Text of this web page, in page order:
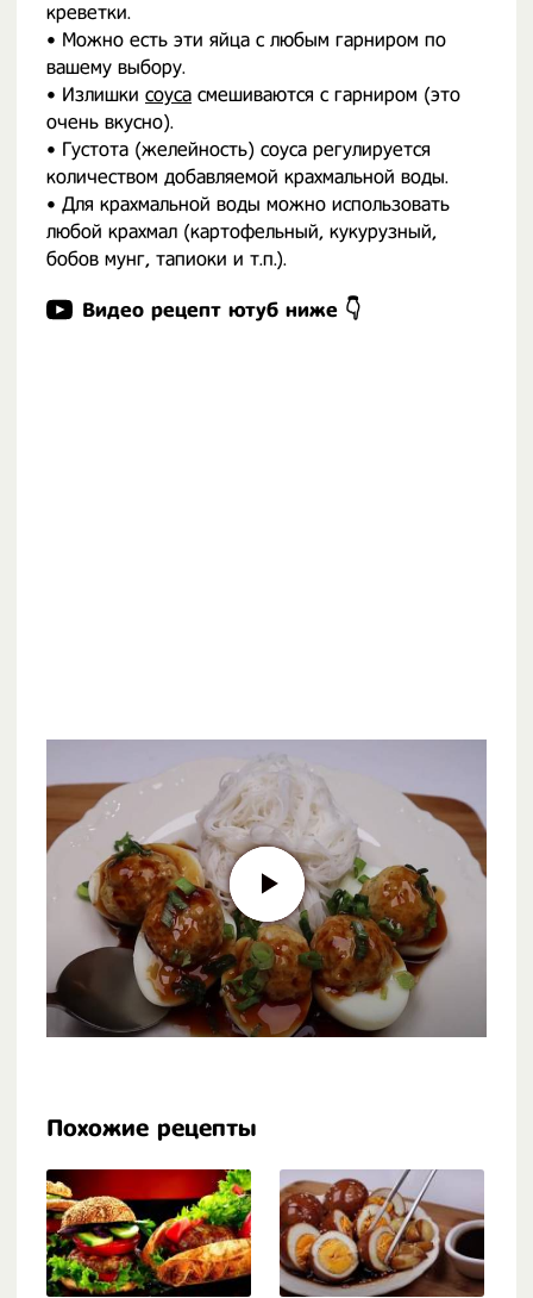
креветки.
• Можно есть эти яйца с любым гарниром по
вашему выбору.
• Излишки соуса смешиваются с гарниром (это
очень вкусно).
• Густота (желейность) соуса регулируется
количеством добавляемой крахмальной воды.
• Для крахмальной воды можно использовать
любой крахмал (картофельный, кукурузный,
бобов мунг, тапиоки и т.п.).
Видео рецепт ютуб ниже 👇
Похожие рецепты